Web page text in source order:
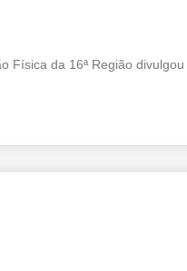
Física da 16ª Região